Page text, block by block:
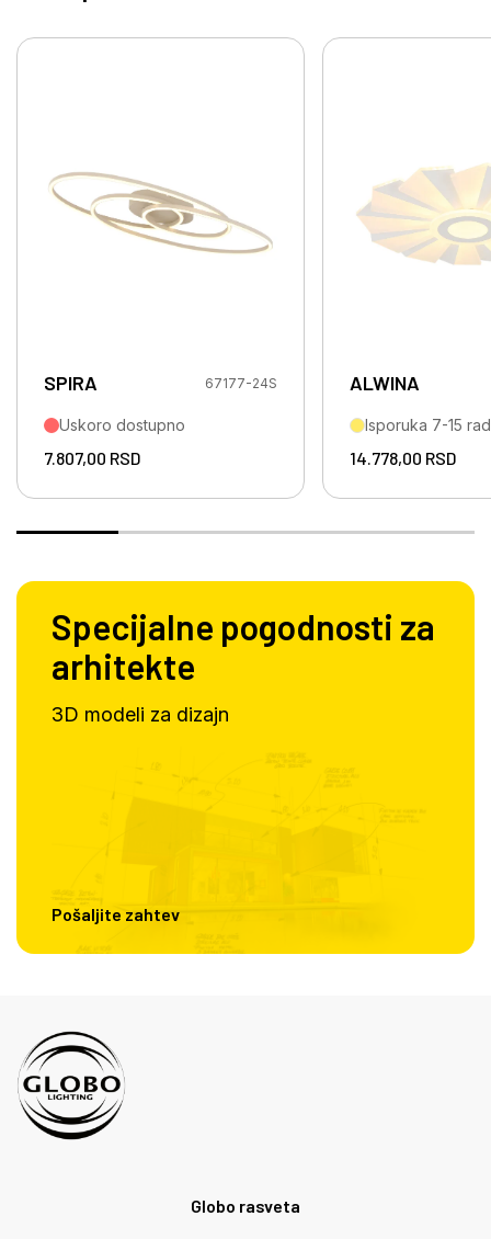
SPIRA 67177-24S
Uskoro dostupno
7.807,00 RSD
ALWINA
Isporuka 7-15
14.778,00 RSD
Specijalne pogodnosti za
arhitekte
3D modeli za dizajn
Pošaljite zahtev
Globo rasveta